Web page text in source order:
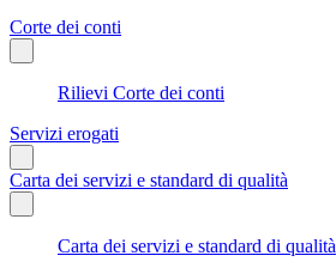
Corte dei conti
Rilievi Corte dei conti
Servizi erogati
Carta dei servizi e standard di qualità
Carta dei servizi e standard di qualità